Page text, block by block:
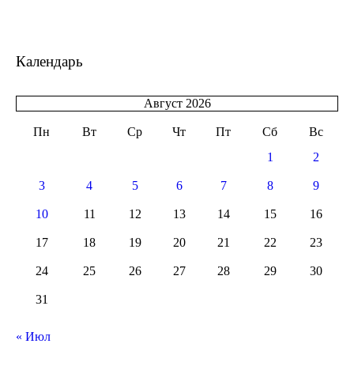
Календарь
Август 2026
Пн Вт Ср Чт Пт Сб
Вс
1
2
3 4 5 6 7 8 9
10 11 12 13 14 15 16
17 18 19 20 21 22 23
24 25 26 27 28 29 30
31
« Июл